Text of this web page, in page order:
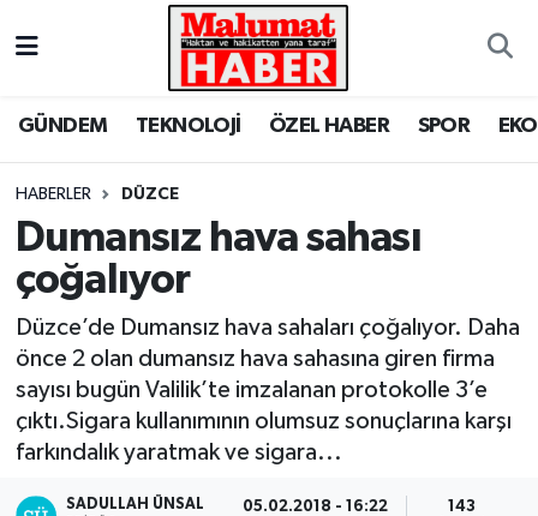
GÜNDEM TEKNOLOJİ ÖZEL HABER SPOR
HABERLER DÜZCE
Dumansız hava sahası
çoğalıyor
Düzce’de Dumansız hava sahaları çoğalıyor. Daha
önce 2 olan dumansız hava sahasına giren firma
sayısı bugün Valilik’te imzalanan protokolle 3’e
çıktı.Sigara kullanımının olumsuz sonuçlarına karşı
farkındalık yaratmak ve sigara...
SADULLAH ÜNSAL 05.02.2018 - 16:22 143
Nöbetçi Eczaneler
Süper Lig Puan Durumu ve Fikstür
Tüm Manşetler
Son Dakika Haberleri
Haber Arşivi